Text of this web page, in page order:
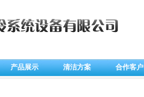
产品展示 清洁方案 合作客户